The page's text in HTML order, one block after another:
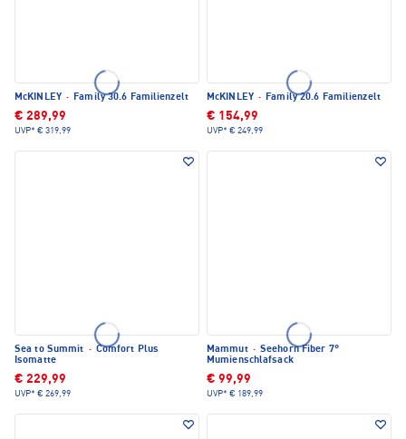
McKINLEY · Family 30.6 Familienzelt
€ 289,99
UVP* € 319,99
McKINLEY · Family 20.6 Familienzelt
€ 154,99
UVP* € 249,99
Sea to Summit · Comfort Plus
Isomatte
€ 229,99
UVP* € 269,99
Mammut · Seehorn Fiber 7°
Mumienschlafsack
€ 99,99
UVP* € 189,99